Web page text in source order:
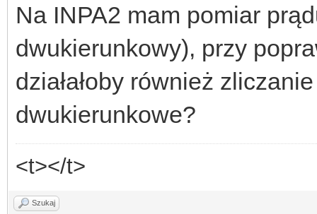
Na INPA2 mam pomiar
dwukierunkowy), przy
działałoby również
dwukierunkowe?
<t></t>
Szukaj